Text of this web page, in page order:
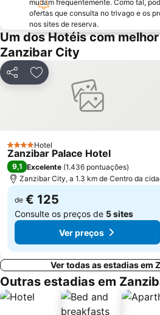
mudam frequentemente. Como tal,
ofertas que consulta no trivago e os
nos sites de reserva.
Um dos Hotéis com
Zanzibar City
PartilharAdicionar aos favoritos
4 Estrelas
Hotel
Zanzibar Palace Hotel
9,1 Excelente (1.436 pontuações)
Zanzibar City, a 1.3 km de Centro da
de € 125
Consulte os preços de 5 sites
Ver preços
Ver todas as estadias em
Outras estadias em